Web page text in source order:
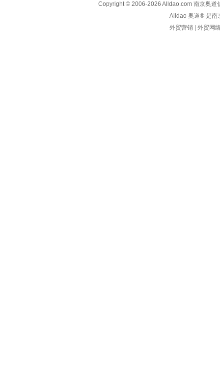
Copyright © 2006-2026 Alldao.com南京奥道
Alldao 奥道® 是南
外贸营销
外贸网